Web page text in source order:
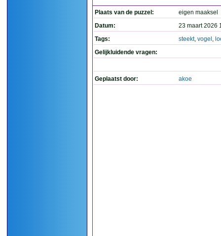
Plaats van de puzzel:
eigen maaksel
Datum:
23 maart 2026
Tags:
steekt, vogel ,
Gelijkluidende vragen:
Geplaatst door: akoe